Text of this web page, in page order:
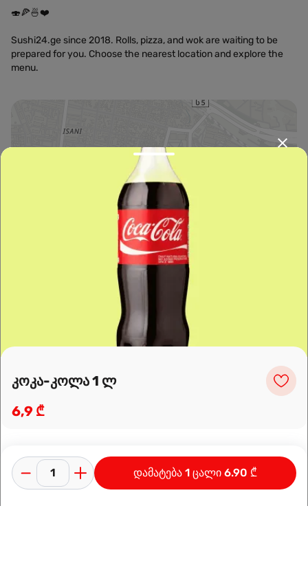
🍣🍕🍜❤️
Sushi24.ge since 2018. Rolls, pizza, and wok are waiting to be
prepared for you. Choose the nearest location and explore the
menu.
OpenFreeMap OpenMapTiles
მარშრუტის დაგეგმვა
კოკა-კოლა 1 ლ
6,9 ₾
დამატება 1 ცალი 6.90 ₾